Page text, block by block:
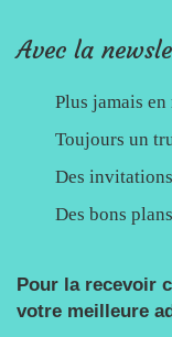
Avec la
Plus jamais
Toujours un
Des
Des bons
Pour la recevoir
votre meilleure